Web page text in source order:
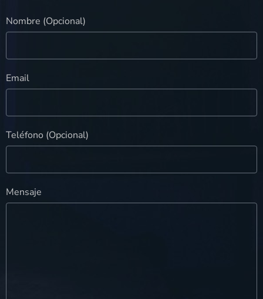
Nombre (Opcional)
Email
Teléfono (Opcional)
Mensaje